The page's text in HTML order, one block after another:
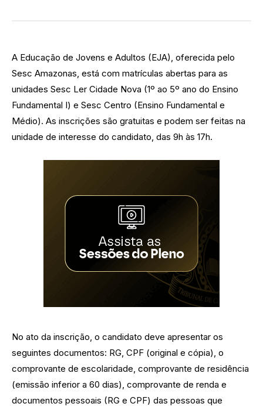
A Educação de Jovens e Adultos (EJA), oferecida pelo
Sesc Amazonas, está com matrículas abertas para as
unidades Sesc Ler Cidade Nova (1º ao 5º ano do Ensino
Fundamental I) e Sesc Centro (Ensino Fundamental e
Médio). As inscrições são gratuitas e podem ser feitas na
unidade de interesse do candidato, das 9h às 17h.
No ato da inscrição, o candidato deve apresentar os
seguintes documentos: RG, CPF (original e cópia), o
comprovante de escolaridade, comprovante de residência
(emissão inferior a 60 dias), comprovante de renda e
documentos pessoais (RG e CPF) das pessoas que